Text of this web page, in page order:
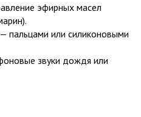
эфирных масел
— пальцами или силиконовыми
звуки дождя или